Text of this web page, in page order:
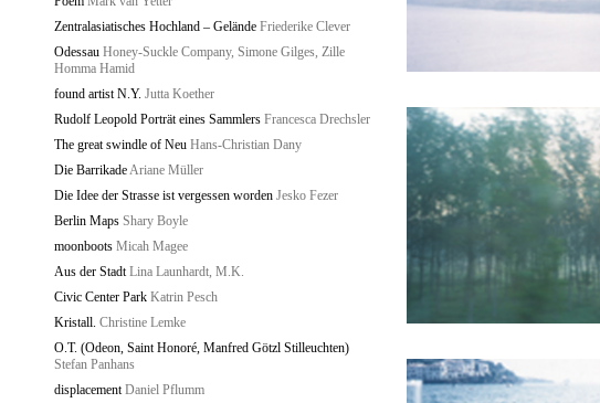
Zentralasiatisches Hochland – Gelände Friederike Clever
Odessau Honey-Suckle Company, Simone Gilges, Zille
Homma Hamid
found artist N.Y. Jutta Koether
Rudolf Leopold Porträt eines Sammlers Francesca Drechsler
The great swindle of Neu Hans-Christian Dany
Die BarrikadeAriane Müller
Die Idee der Strasse ist vergessen worden Jesko Fezer
Berlin Maps Shary Boyle
moonboots Micah Magee
Aus der Stadt Lina Launhardt, M.K.
Civic Center Park Katrin Pesch
Kristall. Christine Lemke
O.T. (Odeon, Saint Honoré, Manfred Götzl Stilleuchten)
Stefan Panhans
displacement Daniel Pflumm